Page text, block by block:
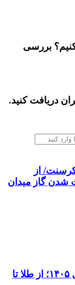
کنیم؟ بررسی
دریافت کنید.
از
شدن گاز میدان
بهترین روش‌های سرمایه‌گذاری در سال ۱۴۰۵؛ از طلا تا